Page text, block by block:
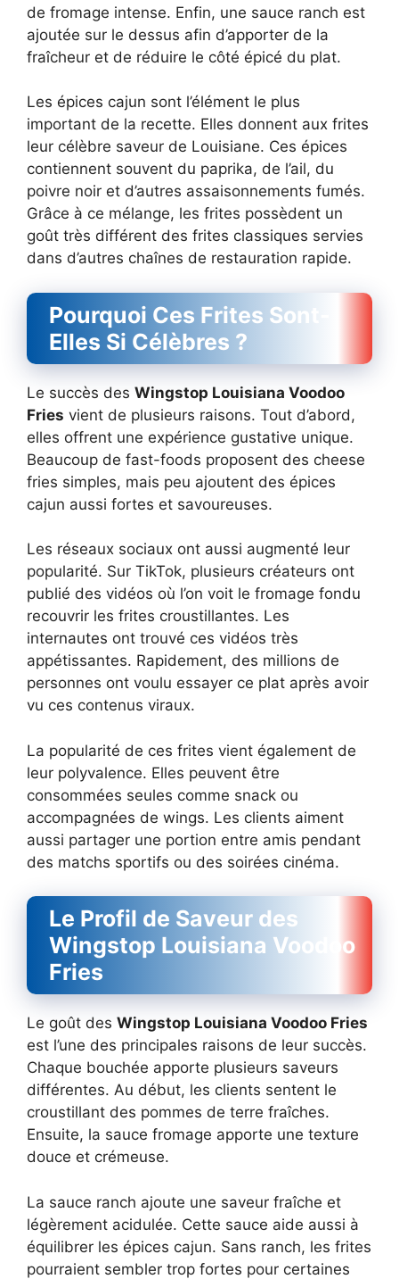
de fromage intense. Enfin, une sauce ranch est
ajoutée sur le dessus afin d’apporter de la
fraîcheur et de réduire le côté épicé du plat.
Les épices cajun sont l’élément le plus
important de la recette. Elles donnent aux frites
leur célèbre saveur de Louisiane. Ces épices
contiennent souvent du paprika, de l’ail, du
poivre noir et d’autres assaisonnements fumés.
Grâce à ce mélange, les frites possèdent un
goût très différent des frites classiques servies
dans d’autres chaînes de restauration rapide.
Pourquoi Ces Frites Sont-
Elles Si Célèbres ?
Le succès des Wingstop Louisiana Voodoo
Fries vient de plusieurs raisons. Tout d’abord,
elles offrent une expérience gustative unique.
Beaucoup de fast-foods proposent des cheese
fries simples, mais peu ajoutent des épices
cajun aussi fortes et savoureuses.
Les réseaux sociaux ont aussi augmenté leur
popularité. Sur TikTok, plusieurs créateurs ont
publié des vidéos où l’on voit le fromage fondu
recouvrir les frites croustillantes. Les
internautes ont trouvé ces vidéos très
appétissantes. Rapidement, des millions de
personnes ont voulu essayer ce plat après avoir
vu ces contenus viraux.
La popularité de ces frites vient également de
leur polyvalence. Elles peuvent être
consommées seules comme snack ou
accompagnées de wings. Les clients aiment
aussi partager une portion entre amis pendant
des matchs sportifs ou des soirées cinéma.
Le Profil de Saveur des
Wingstop Louisiana Voodoo
Fries
Le goût des Wingstop Louisiana Voodoo Fries
est l’une des principales raisons de leur succès.
Chaque bouchée apporte plusieurs saveurs
différentes. Au début, les clients sentent le
croustillant des pommes de terre fraîches.
Ensuite, la sauce fromage apporte une texture
douce et crémeuse.
La sauce ranch ajoute une saveur fraîche et
légèrement acidulée. Cette sauce aide aussi à
équilibrer les épices cajun. Sans ranch, les frites
pourraient sembler trop fortes pour certaines